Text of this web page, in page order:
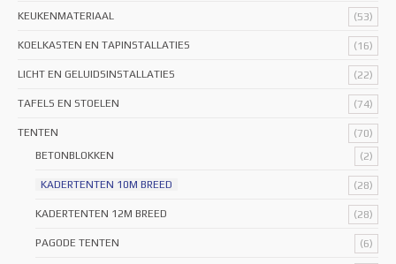
KEUKENMATERIAAL (53)
KOELKASTEN EN TAPINSTALLATIES (16)
LICHT EN GELUIDSINSTALLATIES (22)
TAFELS EN STOELEN (74)
TENTEN
(70)
BETONBLOKKEN
(2)
KADERTENTEN 10M BREED (28)
KADERTENTEN 12M BREED (28)
PAGODE TENTEN (6)